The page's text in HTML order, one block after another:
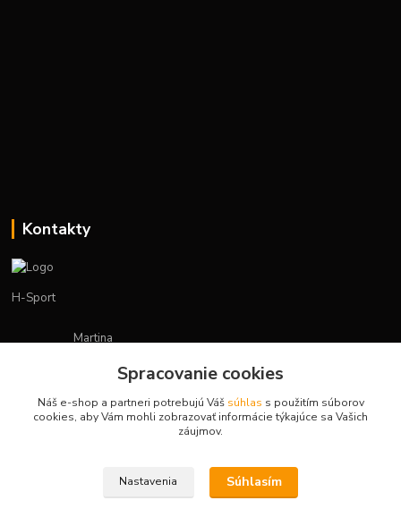
Kontakty
H-Sport
Martina
(Po-Pia, 7-15 hod.)
obchod.hsport@gmail.com
Spracovanie cookies
Náš e-shop a partneri potrebujú Váš súhlas s použitím súborov
cookies, aby Vám mohli zobrazovať informácie týkajúce sa Vašich
záujmov.
Nastavenia Súhlasím